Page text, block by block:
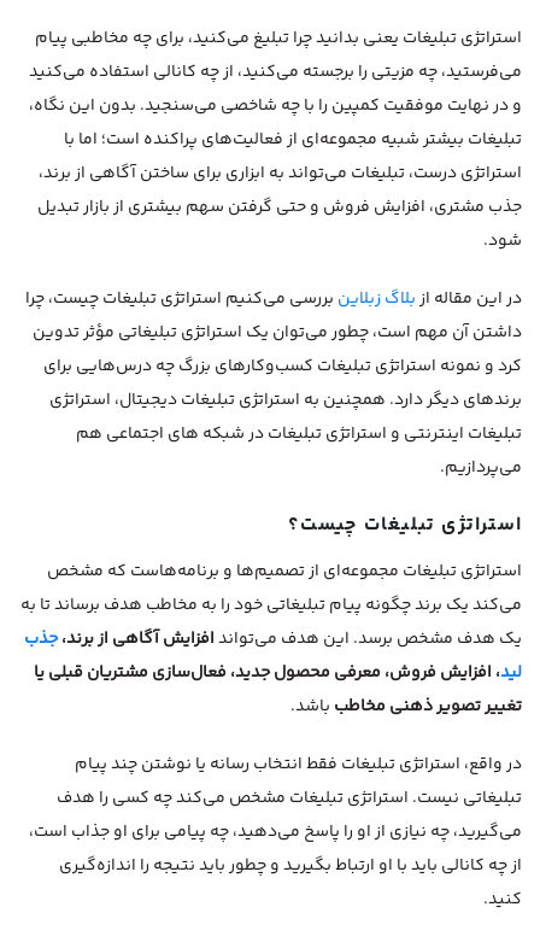
استراتژی تبلیغات یعنی بدانید چرا تبلیغ می‌کنید، برای چه مخاطبی پیام
می‌فرستید، چه مزیتی را برجسته می‌کنید، از چه کانالی استفاده می‌کنید
و در نهایت موفقیت کمپین را با چه شاخصی می‌سنجید. بدون این نگاه،
تبلیغات بیشتر شبیه مجموعه‌ای از فعالیت‌های پراکنده است؛ اما با
استراتژی درست، تبلیغات می‌تواند به ابزاری برای ساختن آگاهی از برند،
جذب مشتری، افزایش فروش و حتی گرفتن سهم بیشتری از بازار تبدیل
شود.
در این مقاله ازبلاگ زبلاین بررسی می‌کنیم استراتژی تبلیغات چیست، چرا
داشتن آن مهم است، چطور می‌توان یک استراتژی تبلیغاتی مؤثر تدوین
کرد و نمونه استراتژی تبلیغات کسب‌وکارهای بزرگ چه درس‌هایی برای
برندهای دیگر دارد. همچنین به استراتژی تبلیغات دیجیتال، استراتژی
تبلیغات اینترنتی و استراتژی تبلیغات در شبکه های اجتماعی هم
می‌پردازیم.
استراتژی تبلیغات چیست؟
استراتژی تبلیغات مجموعه‌ای از تصمیم‌ها و برنامه‌هاست که مشخص
می‌کند یک برند چگونه پیام تبلیغاتی خود را به مخاطب هدف برساند تا به
یک هدف مشخص برسد. این هدف می‌تواندافزایش آگاهی از برند،جذب
لید، افزایش فروش، معرفی محصول جدید، فعال‌سازی مشتریان قبلی یا
تغییر تصویر ذهنی مخاطب باشد.
در واقع، استراتژی تبلیغات فقط انتخاب رسانه یا نوشتن چند پیام
تبلیغاتی نیست. استراتژی تبلیغات مشخص می‌کند چه کسی را هدف
می‌گیرید، چه نیازی از او را پاسخ می‌دهید، چه پیامی برای او جذاب است،
از چه کانالی باید با او ارتباط بگیرید و چطور باید نتیجه را اندازه‌گیری
کنید.